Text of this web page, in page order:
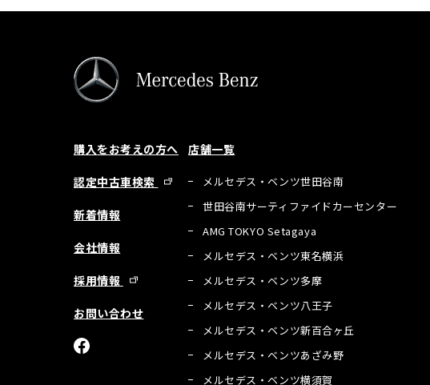
購入をお考えの方へ
認定中古車検索
新着情報
会社情報
採用情報
お問い合わせ
店舗一覧
メルセデス・ベンツ世田谷南
世田谷南サーティファイドカーセンター
AMG TOKYO Setagaya
メルセデス・ベンツ東名横浜
メルセデス・ベンツ多摩
メルセデス・ベンツ八王子
メルセデス・ベンツ新百合ヶ丘
メルセデス・ベンツあざみ野
メルセデス・ベンツ横須賀